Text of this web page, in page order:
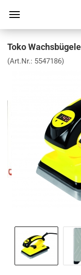
Toko
(Art.Nr.: 5547186)